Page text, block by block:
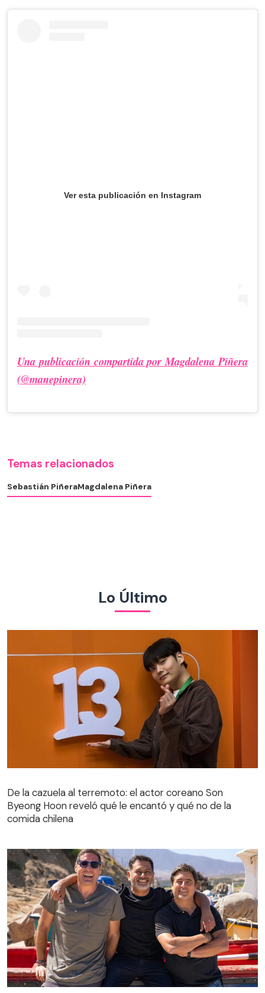
Ver esta publicación en Instagram
Una publicación compartida por Magdalena Piñera
(@manepinera)
Temas relacionados
Sebastián PiñeraMagdalena Piñera
Lo Último
De la cazuela al terremoto: el actor coreano Son
Byeong Hoon reveló qué le encantó y qué no de la
comida chilena